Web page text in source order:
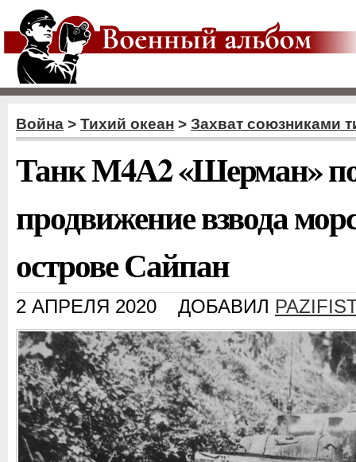
Война > Тихий океан > Захват союзниками
Танк М4А2 «Шерман»
продвижение взвода
острове Сайпан
2 АПРЕЛЯ 2020 ДОБАВИЛ